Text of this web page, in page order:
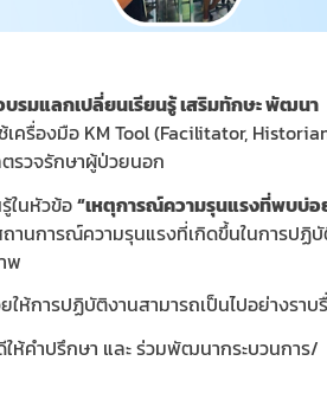
บรมแลกเปลี่ยนเรียนรู้ เสริมทักษะ พัฒนา
ครื่องมือ KM Tool (Facilitator,
รวจรักษาผู้ป่วยนอก
ในหัวข้อ“เหตุการณ์ความรุนแรงที่พบบ่อ
านการณ์ความรุนแรงที่เกิดขึ้นในการปฏิ
พ
ห้การปฏิบัติงานสามารถเป็นไปอย่างราบ
ห้คำปรึกษา และ ร่วมพัฒนากระบวนการ/